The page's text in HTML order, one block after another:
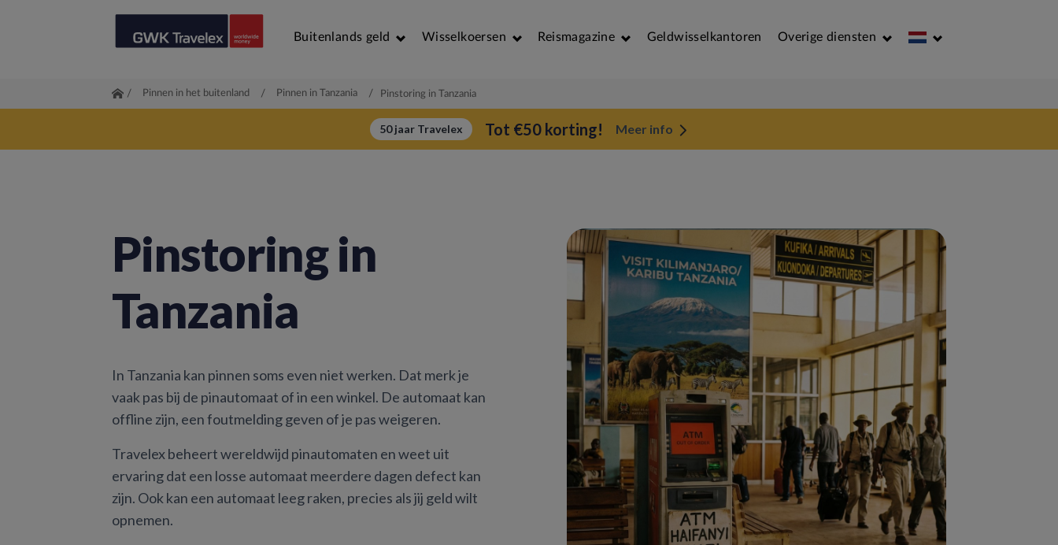
Buitenlands geld Wisselkoersen Reismagazine Geldwisselkantoren Overige diensten
/ Pinnen in het buitenland / Pinnen in Tanzania / Pinstoring in Tanzania
50 jaar Travelex Tot €50 korting! Meer info
Pinstoring in
Tanzania
In Tanzania kan pinnen soms even niet werken. Dat merk je
vaak pas bij de pinautomaat of in een winkel. De automaat kan
offline zijn, een foutmelding geven of je pas weigeren.
Travelex beheert wereldwijd pinautomaten en weet uit
ervaring dat een losse automaat meerdere dagen defect kan
zijn. Ook kan een automaat leeg raken, precies als jij geld wilt
opnemen.